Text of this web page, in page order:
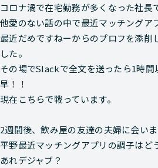
コロナ渦で在宅勤務が多くなった社長
他愛のない話の中で最近マッチングア
最近だめですねーからのプロフを添
した。
その場でSlackで全文を送ったら1時間
早！！
現在こちらで戦っています。
2週間後、飲み屋の友達の夫婦に会いま
平野最近マッチングアプリの調子はど
あれデジャブ？